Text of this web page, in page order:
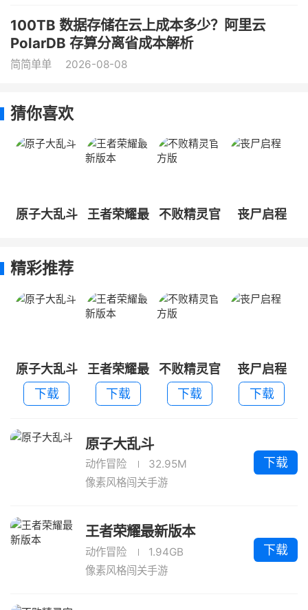
100TB 数据存储在云上成本多少？阿里云
PolarDB 存算分离省成本解析
简简单单 2026-08-08
猜你喜欢
原子大乱斗
王者荣耀最
不败精灵官
丧尸启程
精彩推荐
原子大乱斗
下载
王者荣耀最
新版本
下载
不败精灵官
方版
下载
丧尸启程
下载
原子大乱斗
动作冒险
32.95M
像素风格闯关手游
下载
王者荣耀最新版本
动作冒险
1.94GB
像素风格闯关手游
下载